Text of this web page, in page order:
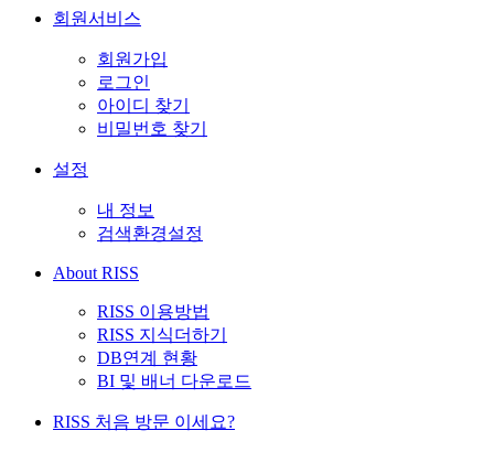
회원서비스
회원가입
로그인
아이디 찾기
비밀번호 찾기
설정
내 정보
검색환경설정
About RISS
RISS 이용방법
RISS 지식더하기
DB연계 현황
BI 및 배너 다운로드
RISS 처음 방문 이세요?